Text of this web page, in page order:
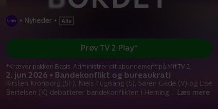
• Nyheder •
2. jun 2026 • Bandekonflikt og bureaukrati
Kirsten Kronborg (SF), Niels Fuglsang (S), Søren Gade (V) og Lise
Bertelsen (K) debatterer bandekonflikten i Herning... Læs mere
Prøv TV 2 Play*
*Kræver pakken Basis. Administrer dit abonnement på Mit TV 2.